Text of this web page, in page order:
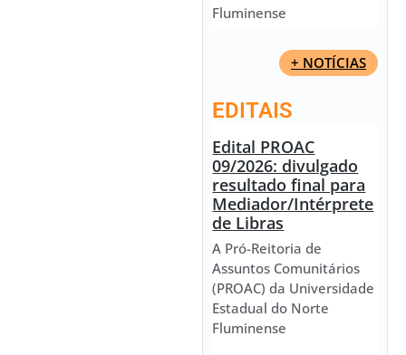
Fluminense
+ NOTÍCIAS
EDITAIS
Edital PROAC
09/2026: divulgado
resultado final para
Mediador/Intérprete
de Libras
A Pró-Reitoria de
Assuntos Comunitários
(PROAC) da Universidade
Estadual do Norte
Fluminense